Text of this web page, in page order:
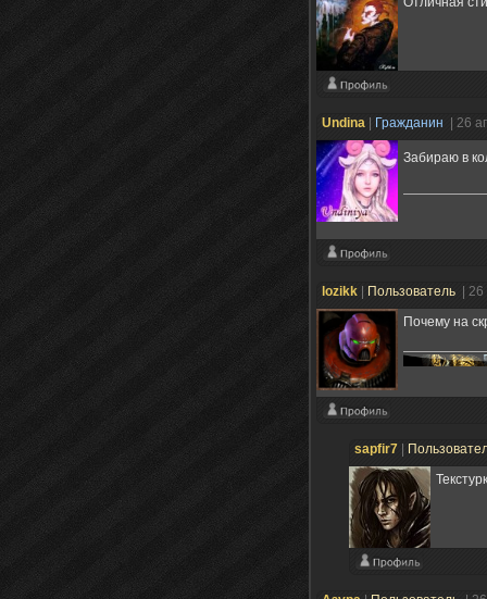
Undina Гражданин | 26
Забираю в
lozikk Пользователь
|
Почему на
sapfir7